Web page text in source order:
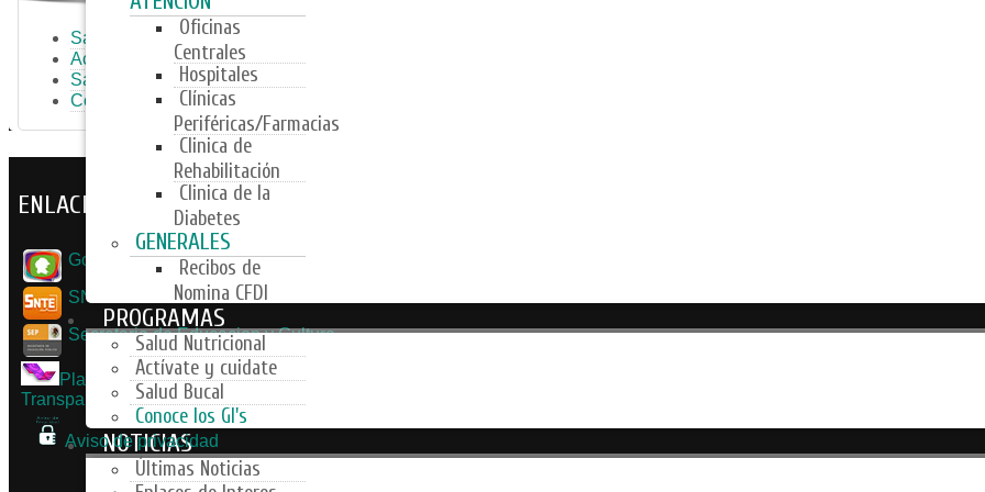
Oficinas
Centrales
Hospitales
Clínicas
Periféricas/Farmacias
Clinica de
Rehabilitación
Clinica de la
Diabetes
GENERALES
Recibos de
Nomina CFDI
PROGRAMAS
Salud Nutricional
Actívate y cuidate
Salud Bucal
Conoce los GI's
NOTICIAS
Últimas Noticias
Salud Nutricional
Activate y Cuidate
Salud Bucal
Conoce los GI's
ENLACES DE INTERES
Gobierno del Estado de Coahuila
SNTE Nacional
Secretaria de Educacion y Cultura
Plataforma Nacional de
Transparencia
Aviso de privacidad